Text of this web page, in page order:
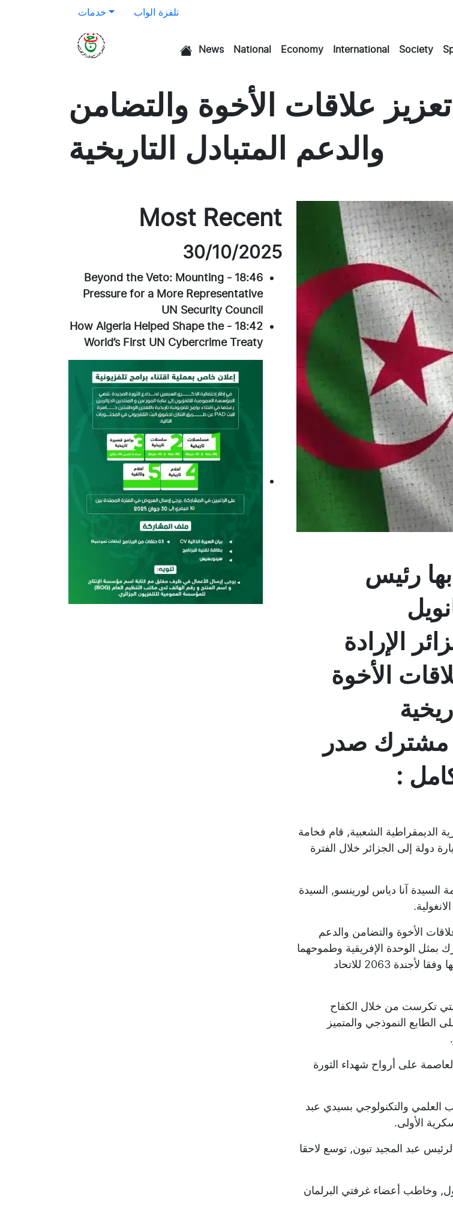
خدمات تلفزة الواب
News National Economy International Society
علاقات الأخوة والتضامن
والدعم المتبادل التاريخية
رئيس
الإرادة
الأخوة
مشترك صدر
:
الديمقراطية الشعبية, قام فخامة
دولة إلى الجزائر خلال الفترة
السيدة آنا دياس لورينسو, السيدة
الأخوة والتضامن والدعم
بمثل الوحدة الإفريقية وطموحهما
إلى ترقية تعاون معزز ومفيد للطرفين, خدمة لتنمية القارة واندماجها وفقا لأجندة 2063 للاتحاد
تكرست من خلال الكفاح
الطابع النموذجي والمتميز
على أرواح شهداء الثورة
بفوكة 2 بولاية تيبازة والقطب العلمي والتكنولوجي بسيدي عبد
الأولى.
عبد المجيد تبون, توسع لاحقا
وخاطب أعضاء غرفتي البرلمان
Most Recent
30/10/2025
18:46
-
Beyond the Veto: Mounting
Pressure for a More Representative
UN Security Council
18:42
-
How Algeria Helped Shape the
World’s First UN Cybercrime Treaty